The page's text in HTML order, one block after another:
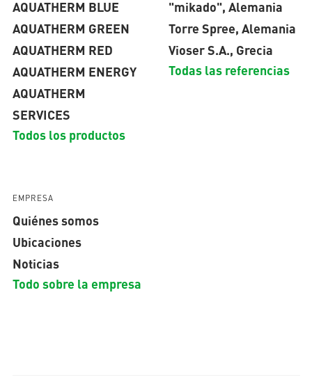
AQUATHERM BLUE
AQUATHERM GREEN
AQUATHERM RED
AQUATHERM ENERGY
AQUATHERM
SERVICES
Todos los productos
"mikado", Alemania
Torre Spree, Alemania
Vioser S.A., Grecia
Todas las referencias
EMPRESA
Quiénes somos
Ubicaciones
Noticias
Todo sobre la empresa